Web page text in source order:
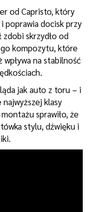
od Capristo, który
poprawia docisk przy
zdobi skrzydło od
kompozytu, które
na stabilność
jak auto z toru – i
klasy
sprawiło, że
stylu, dźwięku i